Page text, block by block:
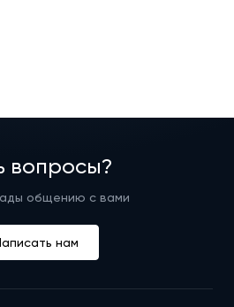
вопросы?
общению с вами
нам